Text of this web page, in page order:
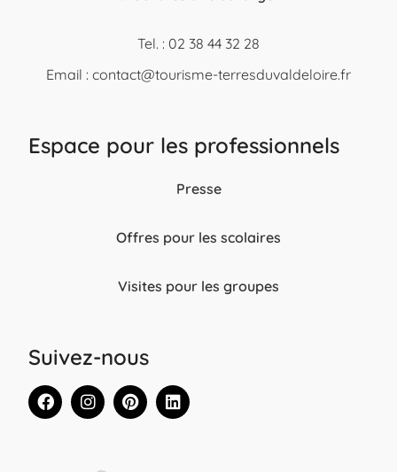
Tel. : 02 38 44 32 28
Email : contact@tourisme-terresduvaldeloire.fr
Espace pour les professionnels
Presse
Offres pour les scolaires
Visites pour les groupes
Suivez-nous